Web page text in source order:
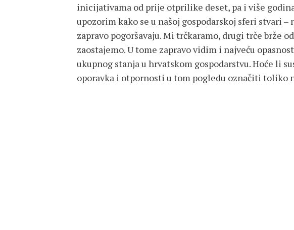
inicijativama od prije otprilike deset, pa i više
upozorim kako se u našoj gospodarskoj sferi stvari
zapravo pogoršavaju. Mi trčkaramo, drugi trče brže
zaostajemo. U tome zapravo vidim i najveću
ukupnog stanja u hrvatskom gospodarstvu. Hoće li
oporavka i otpornosti u tom pogledu označiti toliko